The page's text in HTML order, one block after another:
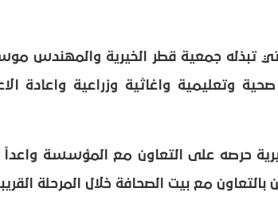
التي تبذله جمعية قطر الخيرية
وتعليمية واغاثية وزراعية واعادة
حرصه على التعاون مع المؤسسة واعداً
مع بيت الصحافة خلال المرحلة